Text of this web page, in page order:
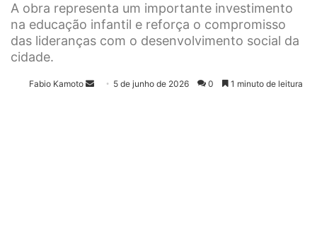
A obra representa um importante investimento
na educação infantil e reforça o compromisso
das lideranças com o desenvolvimento social da
cidade.
Fabio Kamoto 5 de junho de 2026 0 1 minuto de leitura